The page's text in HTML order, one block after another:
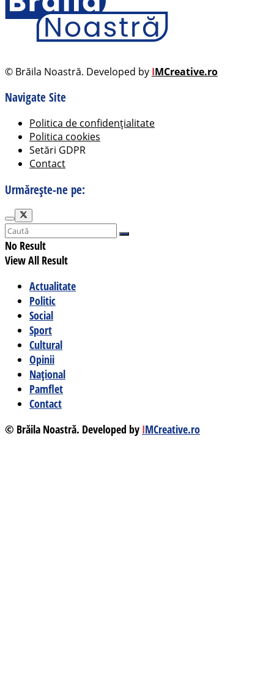
© Brăila Noastră. Developed by IMCreative.ro
Navigate Site
Politica de confidențialitate
Politica cookies
Setări GDPR
Contact
Urmărește-ne pe:
No Result
View All Result
Actualitate
Politic
Social
Sport
Cultural
Opinii
Național
Pamflet
Contact
© Brăila Noastră. Developed by IMCreative.ro